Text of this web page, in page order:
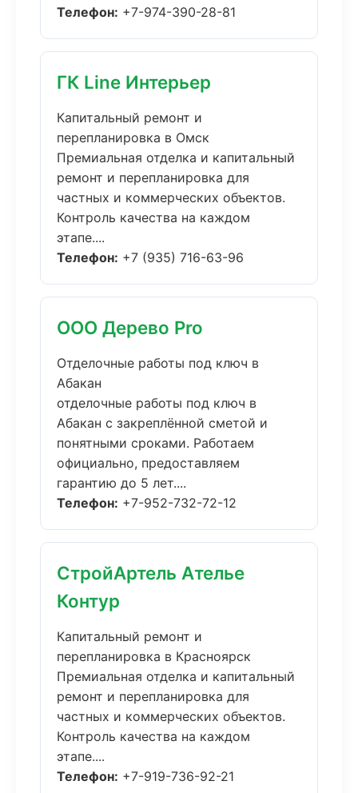
Телефон: +7-974-390-28-81
ГК Line Интерьер
Капитальный ремонт и
перепланировка в Омск
Премиальная отделка и капитальный
ремонт и перепланировка для
частных и коммерческих объектов.
Контроль качества на каждом
этапе....
Телефон: +7 (935) 716-63-96
ООО Дерево Pro
Отделочные работы под ключ в
Абакан
отделочные работы под ключ в
Абакан с закреплённой сметой и
понятными сроками. Работаем
официально, предоставляем
гарантию до 5 лет....
Телефон: +7-952-732-72-12
СтройАртель Ателье
Контур
Капитальный ремонт и
перепланировка в Красноярск
Премиальная отделка и капитальный
ремонт и перепланировка для
частных и коммерческих объектов.
Контроль качества на каждом
этапе....
Телефон: +7-919-736-92-21